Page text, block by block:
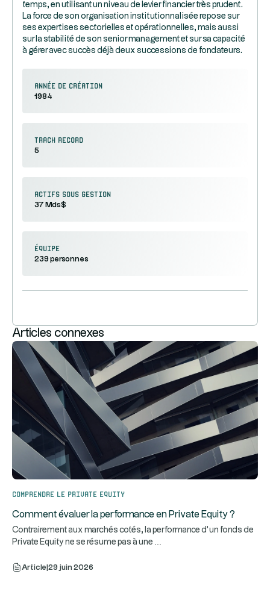
temps, en utilisant un niveau de levier financier très prudent.
La force de son organisation institutionnalisée repose sur
ses expertises sectorielles et opérationnelles, mais aussi
sur la stabilité de son senior management et sur sa capacité
à gérer avec succès déjà deux successions de fondateurs.
Année de création
1984
Track record
5
Actifs sous gestion
37 Mds$
équipe
239 personnes
Articles connexes
Comprendre le Private Equity
Comment évaluer la performance en Private Equity ?
Contrairement aux marchés cotés, la performance d’un fonds de
Private Equity ne se résume pas à une
Article 29 juin 2026